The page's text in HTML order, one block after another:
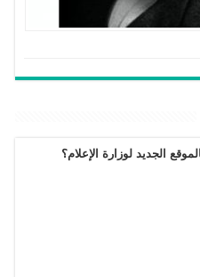
الجديد لوزارة الإعلام؟